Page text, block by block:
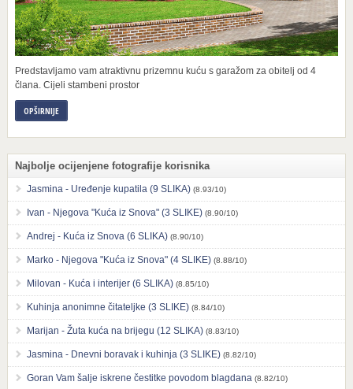
Predstavljamo vam atraktivnu prizemnu kuću s garažom za obitelj od 4
člana. Cijeli stambeni prostor
OPŠIRNIJE
Najbolje ocijenjene fotografije korisnika
Jasmina - Uređenje kupatila (9 SLIKA) (8.93/10)
Ivan - Njegova "Kuća iz Snova" (3 SLIKE) (8.90/10)
Andrej - Kuća iz Snova (6 SLIKA) (8.90/10)
Marko - Njegova "Kuća iz Snova" (4 SLIKE) (8.88/10)
Milovan - Kuća i interijer (6 SLIKA) (8.85/10)
Kuhinja anonimne čitateljke (3 SLIKE) (8.84/10)
Marijan - Žuta kuća na brijegu (12 SLIKA) (8.83/10)
Jasmina - Dnevni boravak i kuhinja (3 SLIKE) (8.82/10)
Goran Vam šalje iskrene čestitke povodom blagdana (8.82/10)